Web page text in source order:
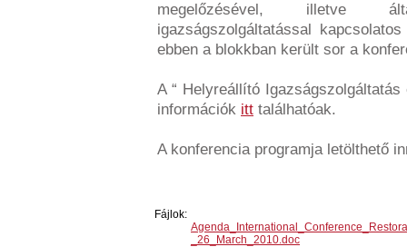
megelőzésével, illetve
igazságszolgáltatással
ebben a blokkban került sor a
A “ Helyreállító
információk itt találhatóak.
A konferencia programja letölthető
Fájlok:
_26_March_2010.doc